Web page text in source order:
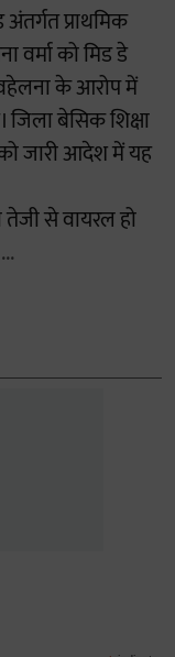
प्राथमिक
वर्मा को मिड डे
के आरोप में
जिला बेसिक शिक्षा
जारी आदेश में यह
तेजी से वायरल हो